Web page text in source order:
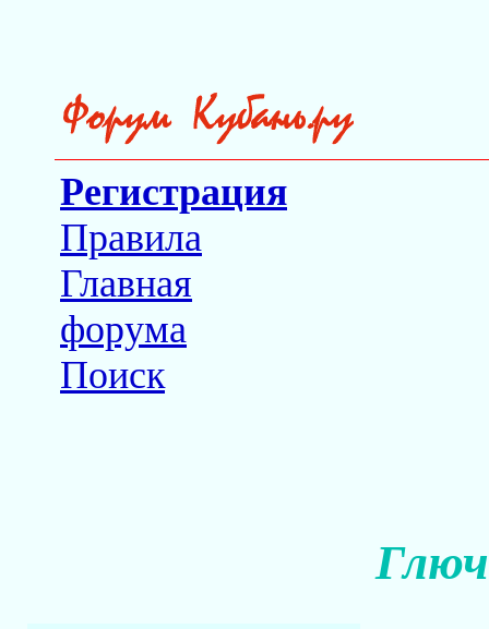
Регистрация
Правила
Главная
форума
Поиск